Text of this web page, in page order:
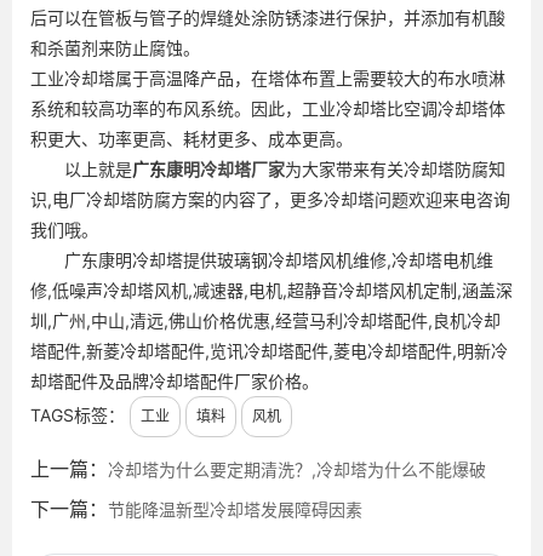
后可以在管板与管子的焊缝处涂防锈漆进行保护，并添加有机酸
和杀菌剂来防止腐蚀。
工业冷却塔属于高温降产品，在塔体布置上需要较大的布水喷淋
系统和较高功率的布风系统。因此，工业冷却塔比空调冷却塔体
积更大、功率更高、耗材更多、成本更高。
以上就是广东康明冷却塔厂家为大家带来有关冷却塔防腐知
识,电厂冷却塔防腐方案的内容了，更多冷却塔问题欢迎来电咨询
我们哦。
广东康明冷却塔提供玻璃钢冷却塔风机维修,冷却塔电机维
修,低噪声冷却塔风机,减速器,电机,超静音冷却塔风机定制,涵盖深
圳,广州,中山,清远,佛山价格优惠,经营马利冷却塔配件,良机冷却
塔配件,新菱冷却塔配件,览讯冷却塔配件,菱电冷却塔配件,明新冷
却塔配件及品牌冷却塔配件厂家价格。
TAGS标签：
工业 填料 风机
上一篇： 冷却塔为什么要定期清洗？,冷却塔为什么不能爆破
下一篇： 节能降温新型冷却塔发展障碍因素